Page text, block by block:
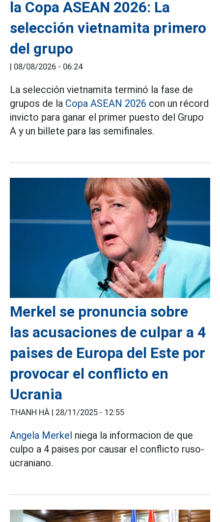
la Copa ASEAN 2026: La
selección vietnamita primero
del grupo
| 08/08/2026 - 06:24
La selección vietnamita terminó la fase de
grupos de la Copa ASEAN 2026 con un récord
invicto para ganar el primer puesto del Grupo
A y un billete para las semifinales.
Merkel se pronuncia sobre
las acusaciones de culpar a 4
paises de Europa del Este por
provocar el conflicto en
Ucrania
THANH HÀ | 28/11/2025 - 12:55
Angela Merkel niega la informacion de que
culpo a 4 paises por causar el conflicto ruso-
ucraniano.